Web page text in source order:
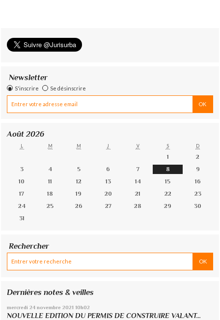
Newsletter
S'inscrire Se désinscrire
Août 2026
L M M J V S D
1
2
3
4 5 6 7 8
9
10
11 12 13 14 15
16
17
18 19 20 21 22
23
24
25 26 27 28 29
30
31
Rechercher
Dernières notes & veilles
mercredi 24 novembre 2021 10h02
NOUVELLE EDITION DU PERMIS DE CONSTRUIRE VALANT...